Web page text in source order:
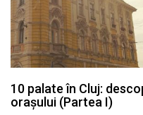
10 palate în Cluj:
orașului (Partea I)